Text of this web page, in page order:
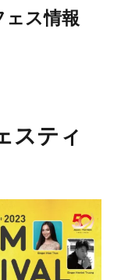
ェス情報
スティ